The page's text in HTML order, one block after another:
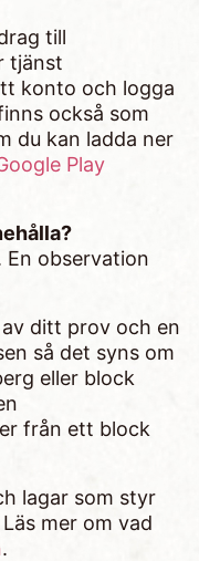
till
tjänst
konto och logga
också som
du kan ladda ner
Play
En observation
ditt prov och en
så det syns om
eller block
från ett block
lagar som styr
mer om vad
.